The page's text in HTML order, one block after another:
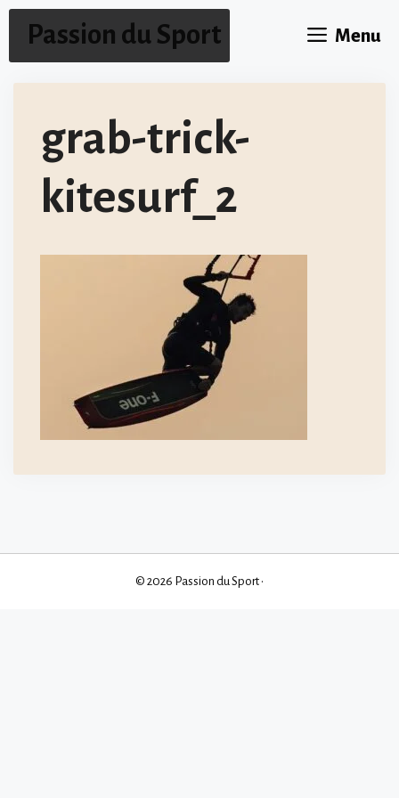
Aller
contenu
Passion du Sport Menu
grab-trick-
kitesurf_2
© 2026 Passion du Sport •